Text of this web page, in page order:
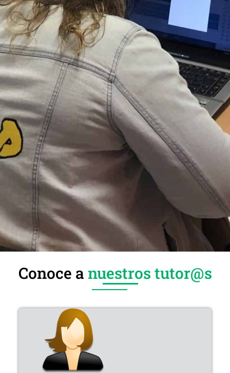
Conoce a nuestros tutor@s